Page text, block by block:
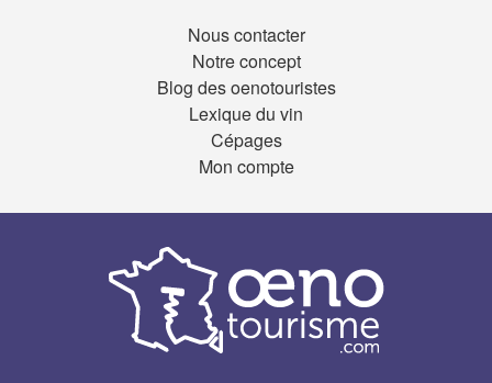
Nous contacter
Notre concept
Blog des oenotouristes
Lexique du vin
Cépages
Mon compte